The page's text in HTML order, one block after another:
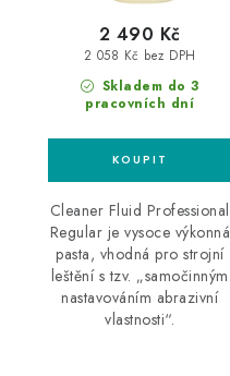
Skladem do 3
pracovních dní
2 058 Kč bez DPH
2 490 Kč
Cleaner Fluid Professional
Regular je vysoce výkonná
pasta, vhodná pro strojní
leštění s tzv. „samočinným
nastavováním abrazivní
vlastnosti“.